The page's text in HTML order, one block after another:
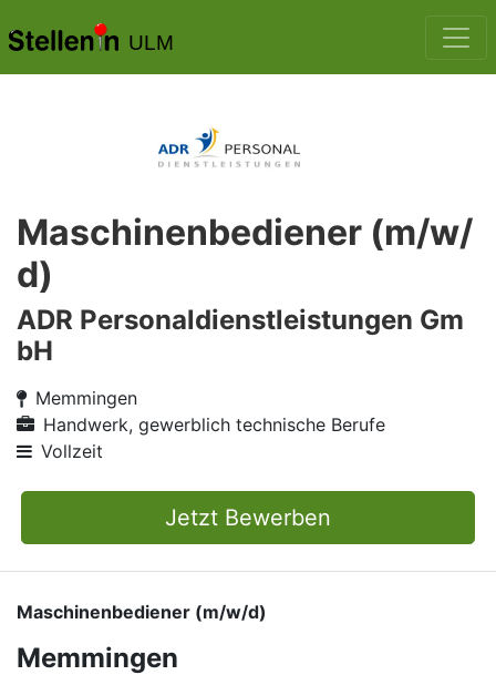
ULM
Maschinenbediener (m/w/
d)
ADR Personaldienstleistungen Gm
bH
Memmingen
Handwerk, gewerblich technische Berufe
Vollzeit
Jetzt Bewerben
Maschinenbediener (m/w/d)
Memmingen